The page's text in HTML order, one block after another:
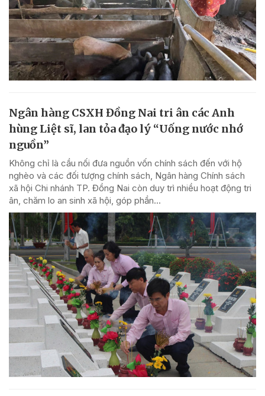
Ngân hàng CSXH Đồng Nai tri ân các Anh
hùng Liệt sĩ, lan tỏa đạo lý “Uống nước nhớ
nguồn”
Không chỉ là cầu nối đưa nguồn vốn chính sách đến với hộ
nghèo và các đối tượng chính sách, Ngân hàng Chính sách
xã hội Chi nhánh TP. Đồng Nai còn duy trì nhiều hoạt động tri
ân, chăm lo an sinh xã hội, góp phần...